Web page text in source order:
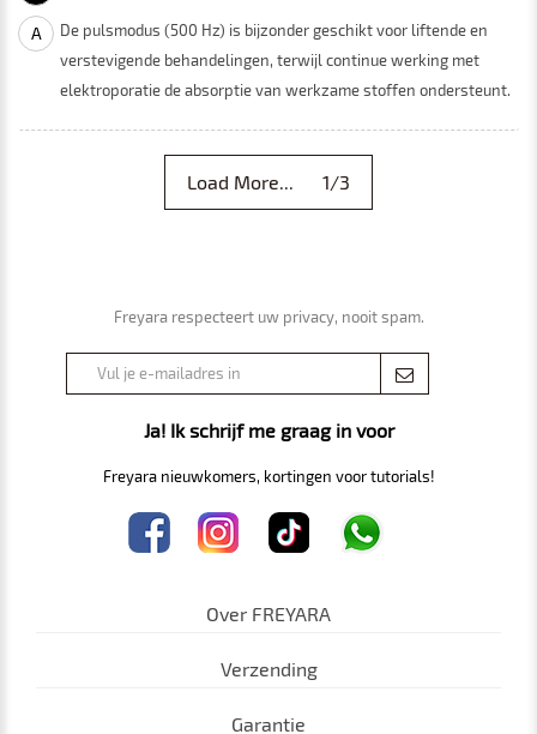
A
De pulsmodus (500 Hz) is bijzonder geschikt voor liftende en
verstevigende behandelingen, terwijl continue werking met
elektroporatie de absorptie van werkzame stoffen ondersteunt.
Load More... 1/3
Freyara respecteert uw privacy, nooit spam.
Ja! Ik schrijf me graag in voor
Freyara nieuwkomers, kortingen voor tutorials!
Over FREYARA
Verzending
Garantie